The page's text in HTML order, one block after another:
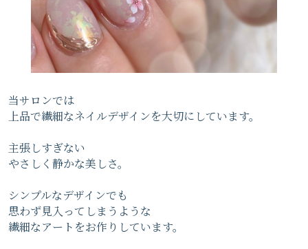
当サロンでは
上品で繊細なネイルデザインを大切にしています。
主張しすぎない
やさしく静かな美しさ。
シンプルなデザインでも
思わず見入ってしまうような
繊細なアートをお作りしています。